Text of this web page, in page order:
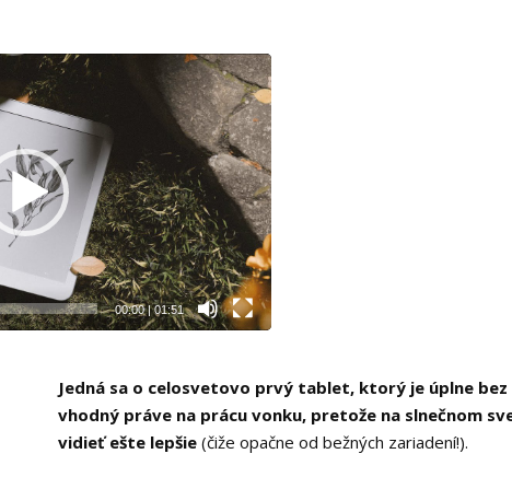
00:00|01:51
Jedná sa o celosvetovo prvý tablet, ktorý je úplne
vhodný práve na prácu vonku, pretože na slnečnom
vidieť ešte lepšie (čiže opačne od bežných zariadení!).